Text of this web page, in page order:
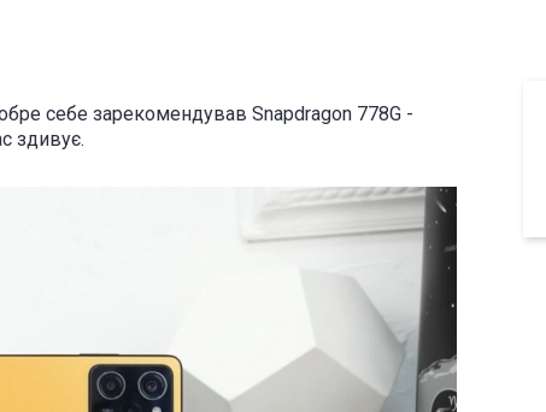
себе зарекомендував Snapdragon 778G -
здивує.